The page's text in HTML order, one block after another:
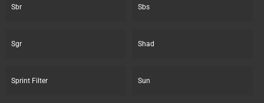
Sbr Sbs
Sgr Shad
Sprint Filter Sun